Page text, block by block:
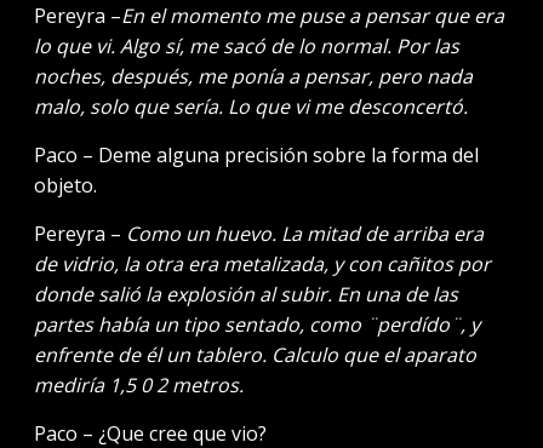
Pereyra –En el momento me puse a pensar que era
lo que vi. Algo sí, me sacó de lo normal. Por las
noches, después, me ponía a pensar, pero nada
malo, solo que sería. Lo que vi me desconcertó.
Paco – Deme alguna precisión sobre la forma del
objeto.
Pereyra – Como un huevo. La mitad de arriba era
de vidrio, la otra era metalizada, y con cañitos por
donde salió la explosión al subir. En una de las
partes había un tipo sentado, como ¨perdído¨, y
enfrente de él un tablero. Calculo que el aparato
mediría 1,5 0 2 metros.
Paco – ¿Que cree que vio?